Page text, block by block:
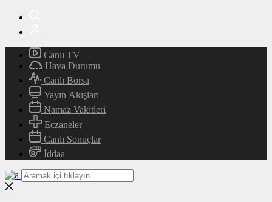
Canlı TV
Hava Durumu
Canlı Borsa
Yayın Akışları
Namaz Vakitleri
Eczaneler
Canlı Sonuçlar
İddaa